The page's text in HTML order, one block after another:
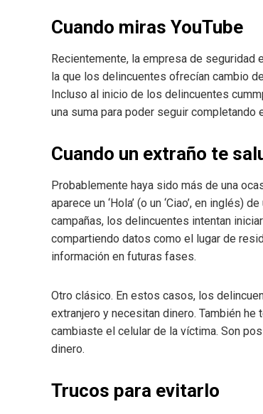
Cuando miras YouTube
Recientemente, la empresa de seguridad
la que los delincuentes ofrecían cambio
Incluso al inicio de los delincuentes
una suma para poder seguir completando
Cuando un extraño te
Probablemente haya sido más de una
aparece un ‘Hola’ (o un ‘Ciao’, en
campañas, los delincuentes intentan
compartiendo datos como el lugar de
información en futuras fases.
Otro clásico. En estos casos, los
extranjero y necesitan dinero. También
cambiaste el celular de la víctima. Son
dinero.
Trucos para evitarlo